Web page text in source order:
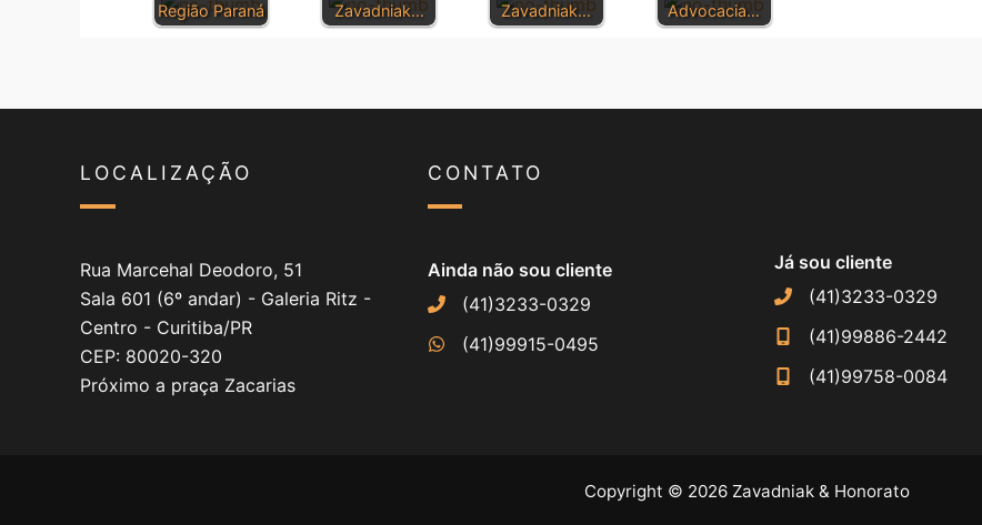
Região Paraná
Zavadniak…
Zavadniak…
Advocacia…
LOCALIZAÇÃO
Rua Marcehal Deodoro, 51
Sala 601 (6º andar) - Galeria Ritz -
Centro - Curitiba/PR
CEP: 80020-320
Próximo a praça Zacarias
CONTATO
Ainda não sou cliente
(41)3233-0329
(41)99915-0495
Já sou cliente
(41)3233-0329
(41)99886-2442
(41)99758-0084
Copyright © 2026 Zavadniak & Honorato